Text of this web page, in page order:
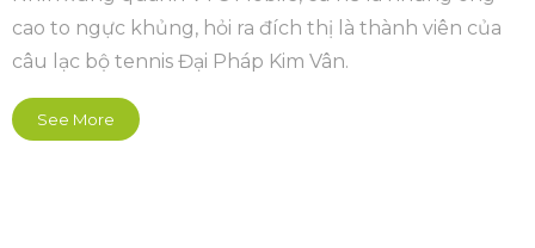
cao to ngực khủng, hỏi ra đích thị là thành viên của
câu lạc bộ tennis Đại Pháp Kim Vân.
See More